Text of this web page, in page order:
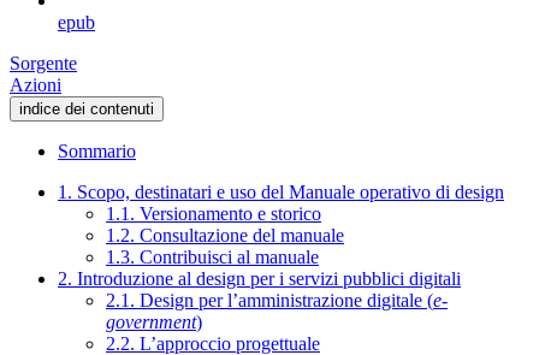
epub
Sorgente
Azioni
indice dei contenuti
Sommario
1. Scopo, destinatari e uso del Manuale operativo di design
1.1. Versionamento e storico
1.2. Consultazione del manuale
1.3. Contribuisci al manuale
2. Introduzione al design per i servizi pubblici digitali
2.1. Design per l’amministrazione digitale (e-
government)
2.2. L’approccio progettuale